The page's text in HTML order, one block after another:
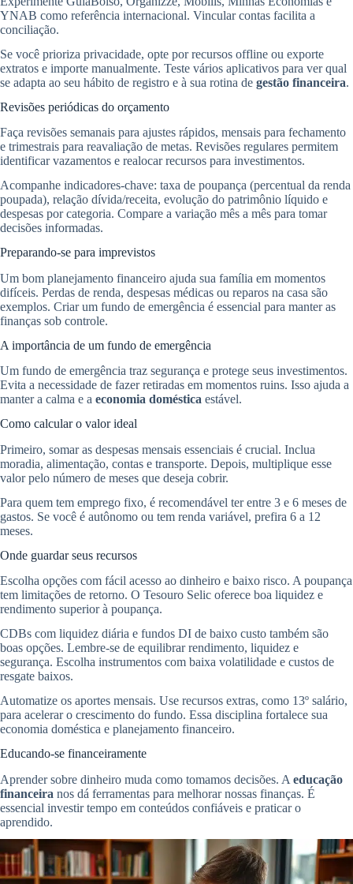
YNAB como referência internacional. Vincular contas facilita a
conciliação.
Se você prioriza privacidade, opte por recursos offline ou exporte
extratos e importe manualmente. Teste vários aplicativos para ver qual
se adapta ao seu hábito de registro e à sua rotina de gestão financeira.
Revisões periódicas do orçamento
Faça revisões semanais para ajustes rápidos, mensais para fechamento
e trimestrais para reavaliação de metas. Revisões regulares permitem
identificar vazamentos e realocar recursos para investimentos.
Acompanhe indicadores-chave: taxa de poupança (percentual da renda
poupada), relação dívida/receita, evolução do patrimônio líquido e
despesas por categoria. Compare a variação mês a mês para tomar
decisões informadas.
Preparando-se para imprevistos
Um bom planejamento financeiro ajuda sua família em momentos
difíceis. Perdas de renda, despesas médicas ou reparos na casa são
exemplos. Criar um fundo de emergência é essencial para manter as
finanças sob controle.
A importância de um fundo de emergência
Um fundo de emergência traz segurança e protege seus investimentos.
Evita a necessidade de fazer retiradas em momentos ruins. Isso ajuda a
manter a calma e a economia doméstica estável.
Como calcular o valor ideal
Primeiro, somar as despesas mensais essenciais é crucial. Inclua
moradia, alimentação, contas e transporte. Depois, multiplique esse
valor pelo número de meses que deseja cobrir.
Para quem tem emprego fixo, é recomendável ter entre 3 e 6 meses de
gastos. Se você é autônomo ou tem renda variável, prefira 6 a 12
meses.
Onde guardar seus recursos
Escolha opções com fácil acesso ao dinheiro e baixo risco. A poupança
tem limitações de retorno. O Tesouro Selic oferece boa liquidez e
rendimento superior à poupança.
CDBs com liquidez diária e fundos DI de baixo custo também são
boas opções. Lembre-se de equilibrar rendimento, liquidez e
segurança. Escolha instrumentos com baixa volatilidade e custos de
resgate baixos.
Automatize os aportes mensais. Use recursos extras, como 13º salário,
para acelerar o crescimento do fundo. Essa disciplina fortalece sua
economia doméstica e planejamento financeiro.
Educando-se financeiramente
Aprender sobre dinheiro muda como tomamos decisões. A educação
financeira nos dá ferramentas para melhorar nossas finanças. É
essencial investir tempo em conteúdos confiáveis e praticar o
aprendido.